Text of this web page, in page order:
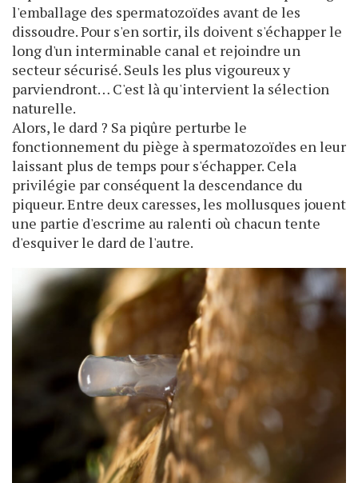
l'emballage des spermatozoïdes avant de les
dissoudre. Pour s'en sortir, ils doivent s'échapper le
long d'un interminable canal et rejoindre un
secteur sécurisé. Seuls les plus vigoureux y
parviendront… C'est là qu'intervient la sélection
naturelle.
Alors, le dard ? Sa piqûre perturbe le
fonctionnement du piège à spermatozoïdes en leur
laissant plus de temps pour s'échapper. Cela
privilégie par conséquent la descendance du
piqueur. Entre deux caresses, les mollusques jouent
une partie d'escrime au ralenti où chacun tente
d'esquiver le dard de l'autre.